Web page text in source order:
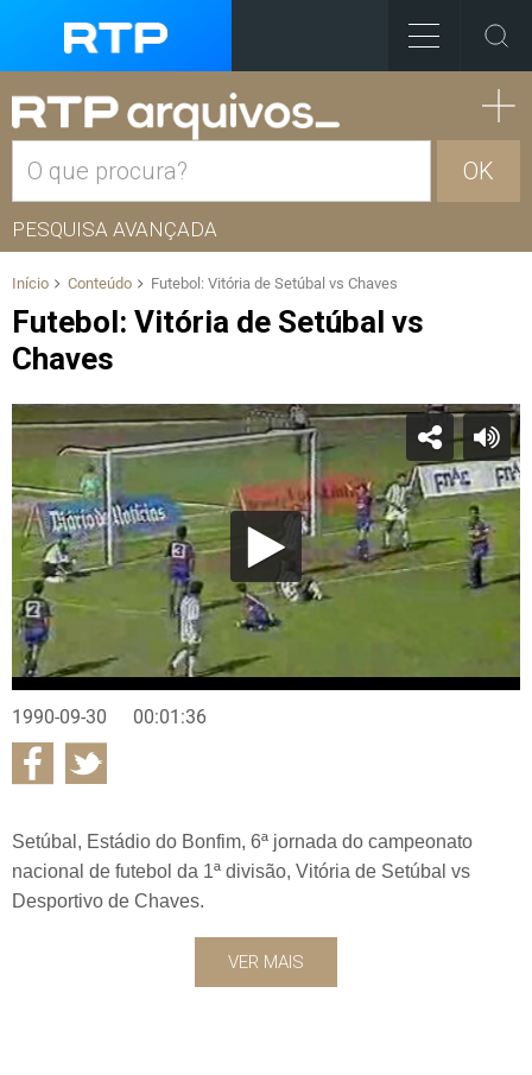
OK
PESQUISA AVANÇADA
Início Conteúdo Futebol: Vitória de Setúbal vs Chaves
Futebol: Vitória de Setúbal vs
Chaves
1990-09-30 00:01:36
Setúbal, Estádio do Bonfim, 6ª jornada do campeonato
nacional de futebol da 1ª divisão, Vitória de Setúbal vs
Desportivo de Chaves.
VER MAIS